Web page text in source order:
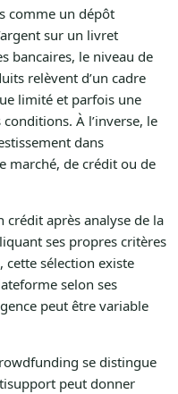
comme un dépôt
sur un livret
bancaires, le niveau de
relèvent d’un cadre
limité et parfois une
À l’inverse, le
dans
marché, de crédit ou de
crédit après analyse de la
ses propres critères
sélection existe
selon ses
peut être variable
se distingue
peut donner